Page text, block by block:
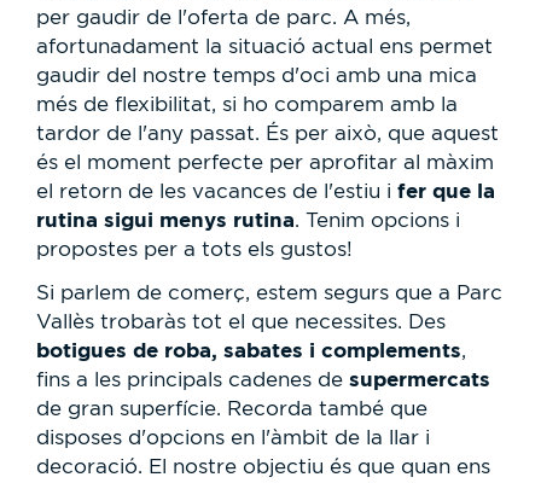
per gaudir de l'oferta de parc. A més,
afortunadament la situació actual ens permet
gaudir del nostre temps d'oci amb una mica
més de flexibilitat, si ho comparem amb la
tardor de l'any passat. És per això, que aquest
és el moment perfecte per aprofitar al màxim
el retorn de les vacances de l'estiu i fer que la
rutina sigui menys rutina. Tenim opcions i
propostes per a tots els gustos!
Si parlem de comerç, estem segurs que a Parc
Vallès trobaràs tot el que necessites. Des
botigues de roba, sabates i complements,
fins a les principals cadenes de supermercats
de gran superfície. Recorda també que
disposes d'opcions en l'àmbit de la llar i
decoració. El nostre objectiu és que quan ens